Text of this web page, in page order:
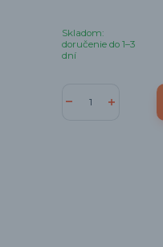
Skladom:
doručenie do 1–3
dní